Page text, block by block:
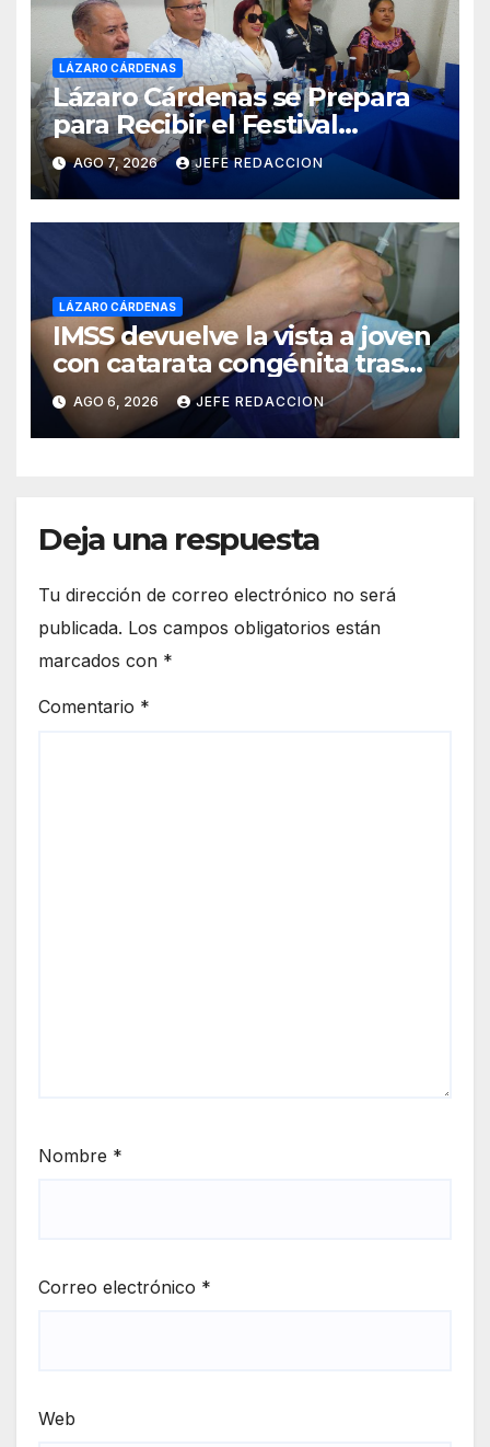
LÁZARO CÁRDENAS
Lázaro Cárdenas se Prepara
para Recibir el Festival
Internacional de la Cerveza
Costa de Michoacán 2026
AGO 7, 2026 JEFE REDACCION
LÁZARO CÁRDENAS
IMSS devuelve la vista a joven
con catarata congénita tras
23 años de limitación visual
AGO 6, 2026 JEFE REDACCION
Deja una respuesta
Tu dirección de correo electrónico no será
publicada. Los campos obligatorios están
marcados con *
Comentario *
Nombre *
Correo electrónico *
Web